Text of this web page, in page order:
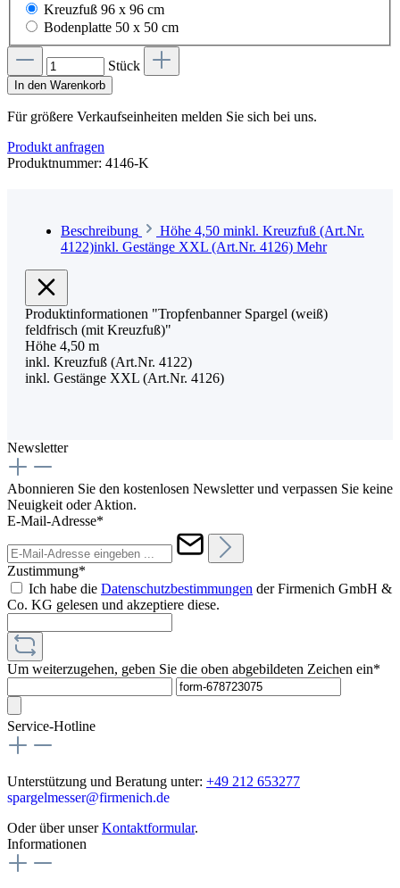
Kreuzfuß 96 x 96 cm
Bodenplatte 50 x 50 cm
Stück
In den Warenkorb
Für größere Verkaufseinheiten melden Sie sich bei uns.
Produkt anfragen
Produktnummer: 4146-K
Beschreibung
Höhe 4,50 minkl. Kreuzfuß (Art.Nr.
4122)inkl. Gestänge XXL (Art.Nr. 4126) Mehr
Produktinformationen "Tropfenbanner Spargel (weiß)
feldfrisch (mit Kreuzfuß)"
Höhe 4,50 m
inkl. Kreuzfuß (Art.Nr. 4122)
inkl. Gestänge XXL (Art.Nr. 4126)
Newsletter
Abonnieren Sie den kostenlosen Newsletter und verpassen Sie keine
Neuigkeit oder Aktion.
E-Mail-Adresse*
Zustimmung*
Ich habe die Datenschutzbestimmungen der Firmenich GmbH &
Co. KG gelesen und akzeptiere diese.
Um weiterzugehen, geben Sie die oben abgebildeten Zeichen ein*
Service-Hotline
Unterstützung und Beratung unter: +49 212 653277
spargelmesser@firmenich.de
Oder über unserKontaktformular.
Informationen